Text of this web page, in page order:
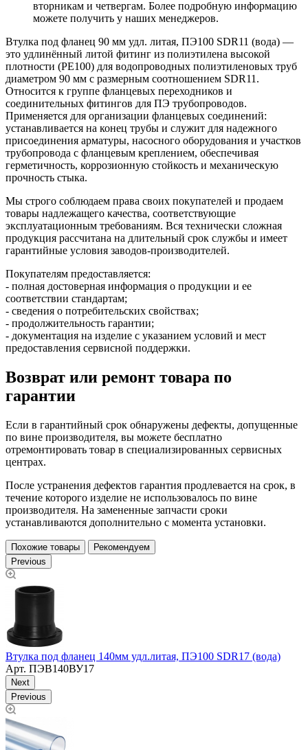
вторникам и четвергам. Более подробную информацию
можете получить у наших менеджеров.
Втулка под фланец 90 мм удл. литая, ПЭ100 SDR11 (вода) —
это удлинённый литой фитинг из полиэтилена высокой
плотности (PE100) для водопроводных полиэтиленовых труб
диаметром 90 мм с размерным соотношением SDR11.
Относится к группе фланцевых переходников и
соединительных фитингов для ПЭ трубопроводов.
Применяется для организации фланцевых соединений:
устанавливается на конец трубы и служит для надежного
присоединения арматуры, насосного оборудования и участков
трубопровода с фланцевым креплением, обеспечивая
герметичность, коррозионную стойкость и механическую
прочность стыка.
Мы строго соблюдаем права своих покупателей и продаем
товары надлежащего качества, соответствующие
эксплуатационным требованиям. Вся технически сложная
продукция рассчитана на длительный срок службы и имеет
гарантийные условия заводов-производителей.
Покупателям предоставляется:
- полная достоверная информация о продукции и ее
соответствии стандартам;
- сведения о потребительских свойствах;
- продолжительность гарантии;
- документация на изделие с указанием условий и мест
предоставления сервисной поддержки.
Возврат или ремонт товара по
гарантии
Если в гарантийный срок обнаружены дефекты, допущенные
по вине производителя, вы можете бесплатно
отремонтировать товар в специализированных сервисных
центрах.
После устранения дефектов гарантия продлевается на срок, в
течение которого изделие не использовалось по вине
производителя. На замененные запчасти сроки
устанавливаются дополнительно с момента установки.
Похожие товары
Рекомендуем
Previous
Втулка под фланец 140мм удл.литая, ПЭ100 SDR17 (вода)
Арт. ПЭВ140ВУ17
Next
Previous